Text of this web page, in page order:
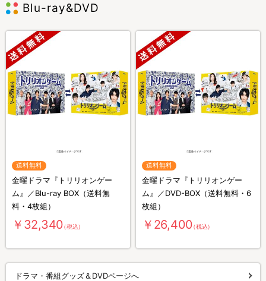
Blu-ray&DVD
送料無料
金曜ドラマ『トリリオンゲー
ム』／Blu-ray BOX（送料無
料・4枚組）
￥32,340（税込）
送料無料
金曜ドラマ『トリリオンゲー
ム』／DVD-BOX（送料無料・6
枚組）
￥26,400（税込）
ドラマ・番組グッズ＆DVDページへ